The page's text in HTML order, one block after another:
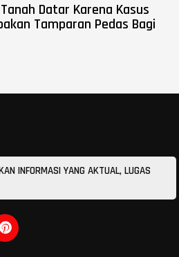
Datar Karena Kasus
Tamparan Pedas Bagi
INFORMASI YANG AKTUAL, LUGAS